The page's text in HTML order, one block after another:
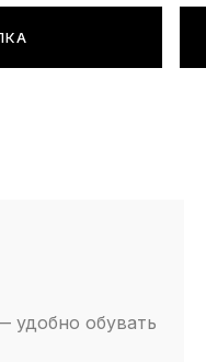
удобно обувать